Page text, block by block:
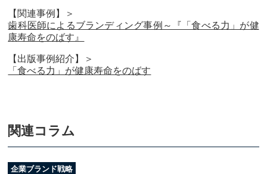
【関連事例】＞
歯科医師によるブランディング事例～『「食べる力」が健
康寿命をのばす』
【出版事例紹介】＞
「食べる力」が健康寿命をのばす
関連コラム
企業ブランド戦略